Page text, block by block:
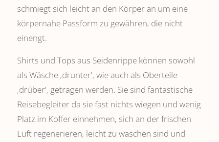
schmiegt sich leicht an den Körper an um eine
körpernahe Passform zu gewähren, die nicht
einengt.
Shirts und Tops aus Seidenrippe können sowohl
als Wäsche ,drunter', wie auch als Oberteile
‚drüber', getragen werden. Sie sind fantastische
Reisebegleiter da sie fast nichts wiegen und wenig
Platz im Koffer einnehmen, sich an der frischen
Luft regenerieren, leicht zu waschen sind und